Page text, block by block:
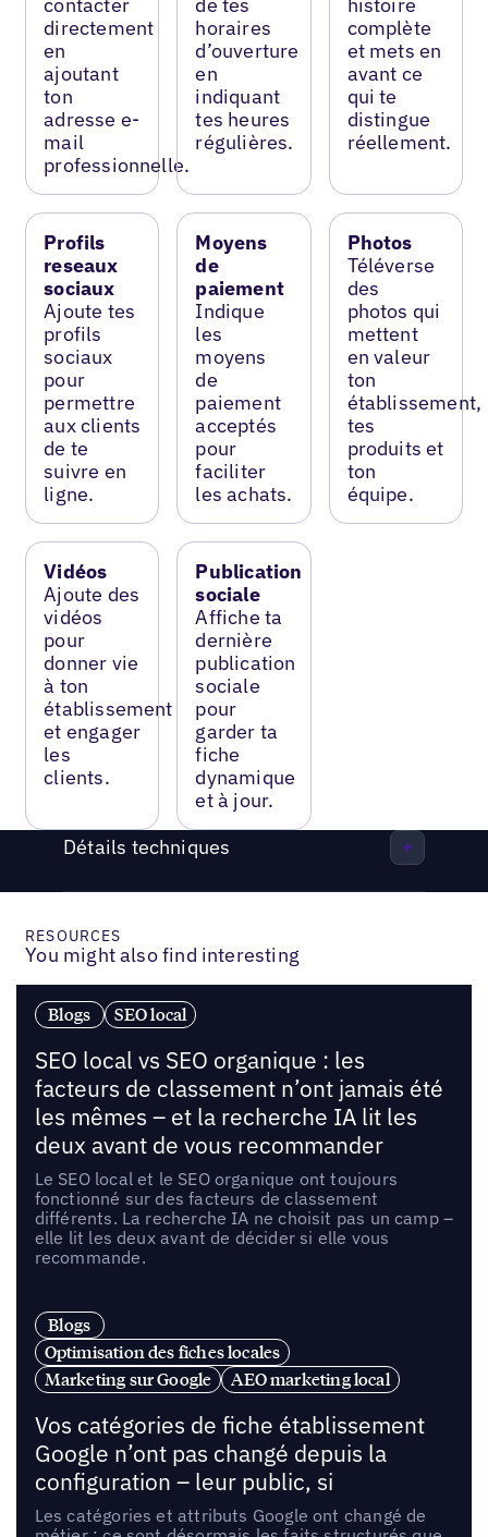
directement
en
ajoutant
ton
adresse e-
mail
professionnelle.
horaires
d’ouverture
en
indiquant
tes heures
régulières.
complète
et mets en
avant ce
qui te
distingue
réellement.
Profils
reseaux
sociaux
Ajoute tes
profils
sociaux
pour
permettre
aux clients
de te
suivre en
ligne.
Moyens
de
paiement
Indique
les
moyens
de
paiement
acceptés
pour
faciliter
les achats.
Photos
Téléverse
des
photos qui
mettent
en valeur
ton
établissement,
tes
produits et
ton
équipe.
Vidéos
Ajoute des
vidéos
pour
donner vie
à ton
établissement
et engager
les
clients.
Publication
sociale
Affiche ta
dernière
publication
sociale
pour
garder ta
fiche
dynamique
et à jour.
Détails techniques
RESOURCES
You might also find interesting
Blogs SEO local
SEO local vs SEO organique : les
facteurs de classement n’ont jamais été
les mêmes – et la recherche IA lit les
deux avant de vous recommander
Le SEO local et le SEO organique ont toujours
fonctionné sur des facteurs de classement
différents. La recherche IA ne choisit pas un camp –
elle lit les deux avant de décider si elle vous
recommande.
Blogs
Optimisation des fiches locales
Marketing sur Google
AEO marketing local
Vos catégories de fiche établissement
Google n’ont pas changé depuis la
configuration – leur public, si
Les catégories et attributs Google ont changé de